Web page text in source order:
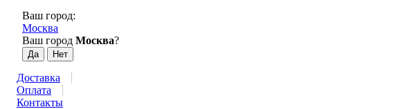
Ваш город:
Москва
Ваш город Москва?
Доставка
Оплата
Контакты